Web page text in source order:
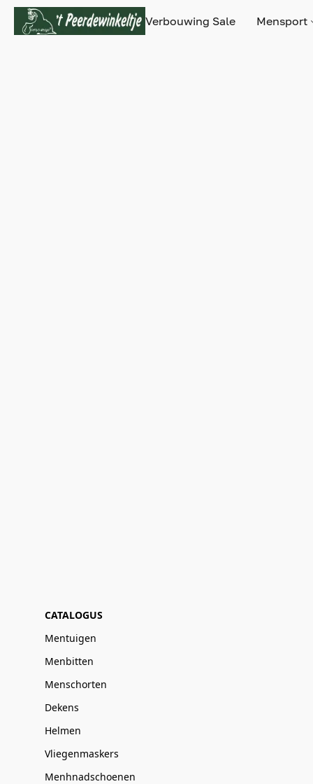
Verbouwing Sale Mensport
CATALOGUS
Mentuigen
Menbitten
Menschorten
Dekens
Helmen
Vliegenmaskers
Menhnadschoenen